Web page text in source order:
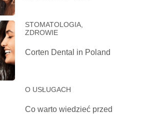
STOMATOLOGIA,
ZDROWIE
Corten Dental in Poland
O USŁUGACH
Co warto wiedzieć przed